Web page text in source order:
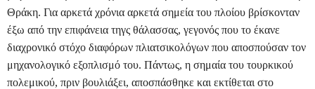
Θράκη. Για αρκετά χρόνια αρκετά σημεία του πλοίου βρίσκονταν
έξω από την επιφάνεια τηγς θάλασσας, γεγονός που το έκανε
διαχρονικό στόχο διαφόρων πλιατσικολόγων που αποσπούσαν τον
μηχανολογικό εξοπλισμό του. Πάντως, η σημαία του τουρκικού
πολεμικού, πριν βουλιάξει, αποσπάσθηκε και εκτίθεται στο